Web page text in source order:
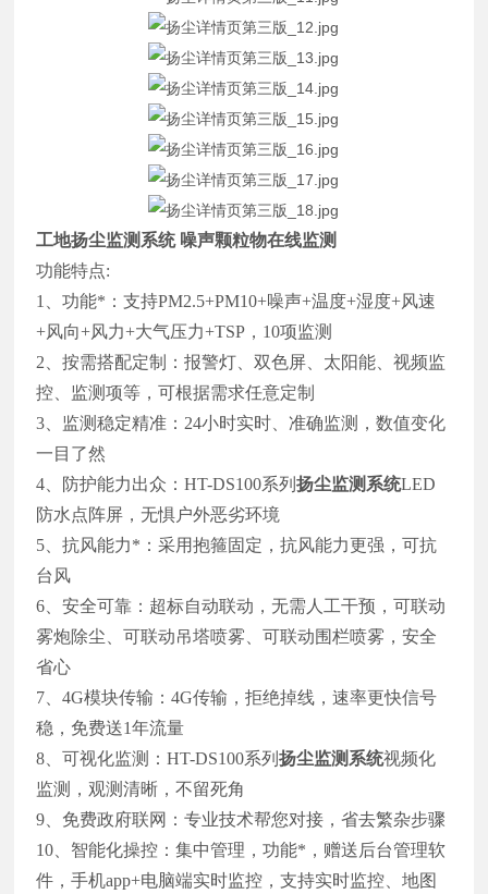
工地扬尘监测系统 噪声颗粒物在线监测
功能特点:
1、功能*：支持PM2.5+PM10+噪声+温度+湿度+风速
+风向+风力+大气压力+TSP，10项监测
2、按需搭配定制：报警灯、双色屏、太阳能、视频监
控、监测项等，可根据需求任意定制
3、监测稳定精准：24小时实时、准确监测，数值变化
一目了然
4、防护能力出众：HT-DS100系列扬尘监测系统LED
防水点阵屏，无惧户外恶劣环境
5、抗风能力*：采用抱箍固定，抗风能力更强，可抗
台风
6、安全可靠：超标自动联动，无需人工干预，可联动
雾炮除尘、可联动吊塔喷雾、可联动围栏喷雾，安全
省心
7、4G模块传输：4G传输，拒绝掉线，速率更快信号
稳，免费送1年流量
8、可视化监测：HT-DS100系列扬尘监测系统视频化
监测，观测清晰，不留死角
9、免费政府联网：专业技术帮您对接，省去繁杂步骤
10、智能化操控：集中管理，功能*，赠送后台管理软
件，手机app+电脑端实时监控，支持实时监控、地图